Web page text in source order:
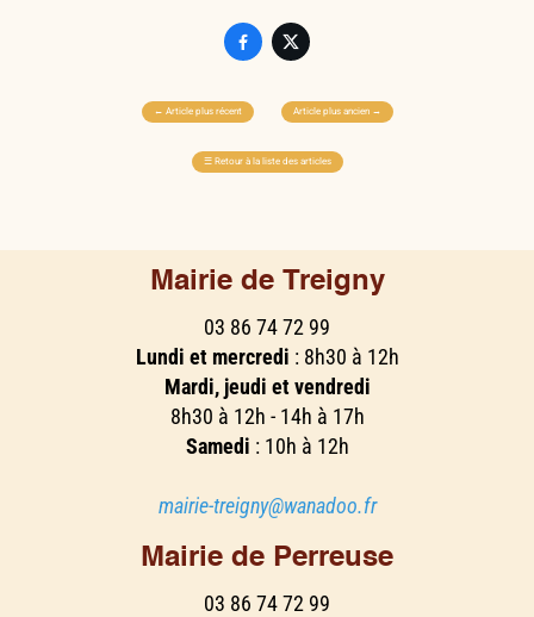
 
← Article plus récent Article plus ancien→
☰ Retour à la liste des articles
Mairie de Treigny
03 86 74 72 99
Lundi et mercredi : 8h30 à 12h
Mardi, jeudi et vendredi
8h30 à 12h - 14h à 17h
Samedi : 10h à 12h
mairie-treigny@wanadoo.fr
Mairie de Perreuse
03 86 74 72 99